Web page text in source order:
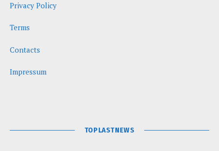
Privacy Policy
Terms
Contacts
Impressum
TOPLASTNEWS